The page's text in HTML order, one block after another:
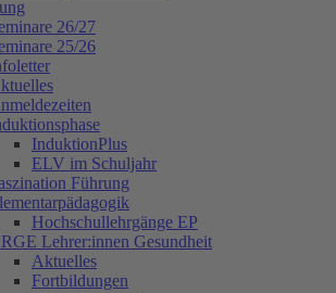
26/27
25/26
InduktionPlus
ELV im Schuljahr
Führung
Hochschullehrgänge EP
Lehrer:innen Gesundheit
Aktuelles
Fortbildungen